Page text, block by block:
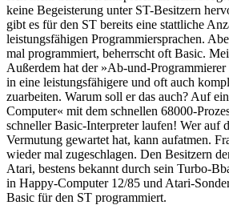
keine Begeisterung unter ST-Besitzern
gibt es für den ST bereits eine stattliche
leistungsfähigen Programmiersprachen.
mal programmiert, beherrscht oft Basic.
Außerdem hat der »Ab-und-
in eine leistungsfähigere und oft auch
zuarbeiten. Warum soll er das auch? Auf
Computer« mit dem schnellen 68000-
schneller Basic-Interpreter laufen! Wer auf
Vermutung gewartet hat, kann aufatmen.
wieder mal zugeschlagen. Den Besitzern
Atari, bestens bekannt durch sein Turbo-
in Happy-Computer 12/85 und Atari-
Basic für den ST programmiert.